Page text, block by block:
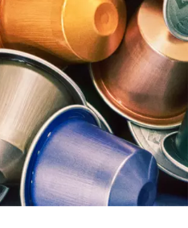
kennt die potenziellen
Sauerstoff verursachen
ab, wickeln sie in
auch, welchen Schaden
Fremdkörper, verursachen
wie Mehl oder Zucker in